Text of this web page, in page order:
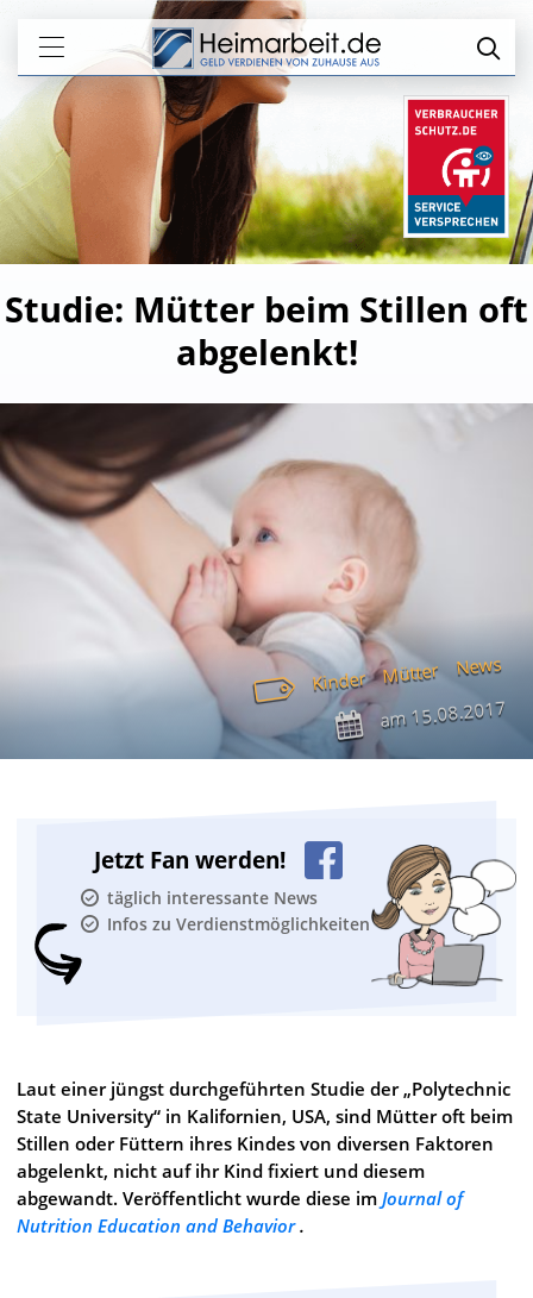
Studie: Mütter beim Stillen oft
abgelenkt!
Kinder Mütter News
am15.08.2017
Jetzt Fan werden!
täglich interessante News
Infos zu Verdienstmöglichkeiten
Laut einer jüngst durchgeführten Studie der „Polytechnic
State University“ in Kalifornien, USA, sind Mütter oft beim
Stillen oder Füttern ihres Kindes von diversen Faktoren
abgelenkt, nicht auf ihr Kind fixiert und diesem
abgewandt. Veröffentlicht wurde diese im Journal of
Nutrition Education and Behavior.